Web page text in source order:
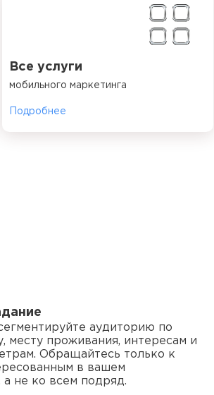
Все услуги
мобильного маркетинга
Подробнее
аудиторию по
месту проживания, интересам и
Обращайтесь только к
в вашем
не ко всем подряд.